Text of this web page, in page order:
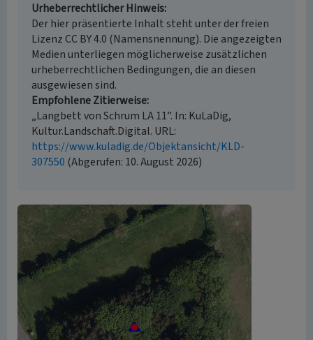
Urheberrechtlicher Hinweis
Der hier präsentierte Inhalt steht unter der freien
Lizenz CC BY 4.0 (Namensnennung). Die angezeigten
Medien unterliegen möglicherweise zusätzlichen
urheberrechtlichen Bedingungen, die an diesen
ausgewiesen sind.
Empfohlene Zitierweise
„Langbett von Schrum LA 11”. In: KuLaDig,
Kultur.Landschaft.Digital. URL:
https://www.kuladig.de/Objektansicht/KLD-
307550 (Abgerufen: 10. August 2026)